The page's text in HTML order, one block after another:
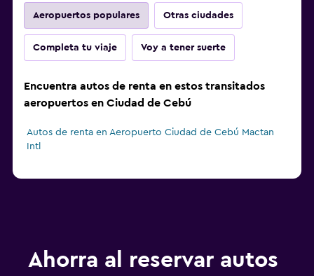
Aeropuertos populares Otras ciudades
Completa tu viaje Voy a tener suerte
Encuentra autos de renta en estos transitados
aeropuertos en Ciudad de Cebú
Autos de renta en Aeropuerto Ciudad de Cebú Mactan
Intl
Ahorra al reservar autos